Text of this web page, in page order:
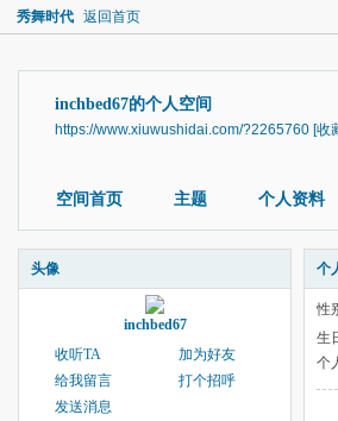
秀舞时代 返回首页
inchbed67的个人空间
https://www.xiuwushidai.com/?2265760 [收
空间首页 主题 个人资料
头像
inchbed67
收听TA
加为好友
给我留言
打个招呼
发送消息
个
性
生
个